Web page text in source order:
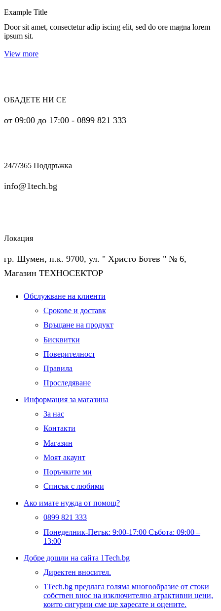
Example Title
Door sit amet, consectetur adip iscing elit, sed do ore magna lorem
ipsum sit.
View more
ОБАДЕТЕ НИ СЕ
от 09:00 до 17:00 - 0899 821 333
24/7/365 Поддръжка
info@1tech.bg
Локация
гр. Шумен, п.к. 9700, ул. " Христо Ботев " № 6,
Магазин ТЕХНОСЕКТОР
Facebook
Twitter
Instagram
Pinterest
Linkedin
Youtube
VimeoОбслужване на клиенти
Срокове и доставк
Връщане на продукт
Бисквитки
Поверителност
Правила
Проследяване
Информация за магазина
За нас
Контакти
Магазин
Моят акаунт
Поръчките ми
Списък с любими
Ако имате нужда от помощ?
0899 821 333
Понеделник-Петък: 9:00-17:00 Събота: 09:00 –
13:00
Добре дошли на сайта 1Tech.bg
Директен вносител.
1Tech.bg предлага голяма многообразие от стоки
собствен внос на изключително атрактивни цени,
които сигурни сме ще харесате и оцените.